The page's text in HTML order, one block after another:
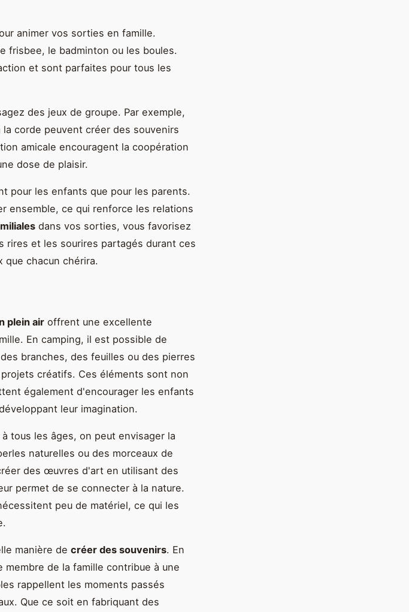
animer vos sorties en famille.
frisbee, le badminton ou les boules.
et sont parfaites pour tous les
des jeux de groupe. Par exemple,
corde peuvent créer des souvenirs
amicale encouragent la coopération
dose de plaisir.
pour les enfants que pour les parents.
ensemble, ce qui renforce les relations
dans vos sorties, vous favorisez
rires et les sourires partagés durant ces
que chacun chérira.
plein air offrent une excellente
En camping, il est possible de
branches, des feuilles ou des pierres
créatifs. Ces éléments sont non
également d'encourager les enfants
leur imagination.
tous les âges, on peut envisager la
naturelles ou des morceaux de
des œuvres d'art en utilisant des
permet de se connecter à la nature.
peu de matériel, ce qui les
manière de créer des souvenirs. En
de la famille contribue à une
rappellent les moments passés
Que ce soit en fabriquant des